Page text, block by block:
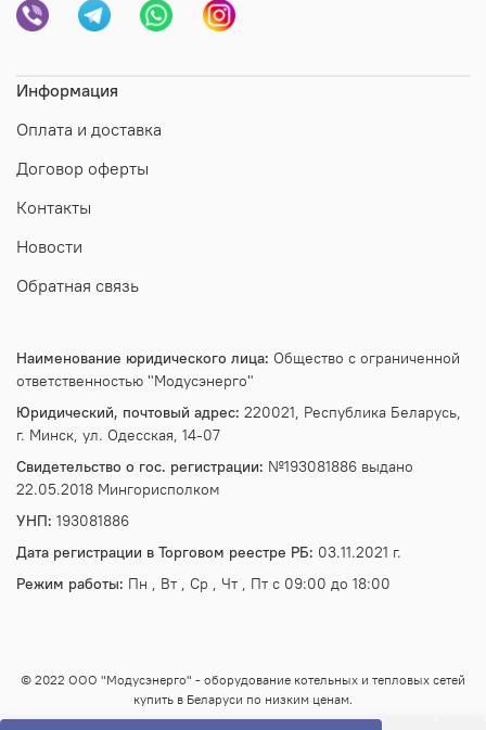
Информация
Оплата и доставка
Договор оферты
Контакты
Новости
Обратная связь
Наименование юридического лица: Общество с ограниченной
ответственностью "Модусэнерго"
Юридический, почтовый адрес: 220021, Республика Беларусь,
г. Минск, ул. Одесская, 14-07
Свидетельство о гос. регистрации: №193081886 выдано
22.05.2018 Мингорисполком
УНП: 193081886
Дата регистрации в Торговом реестре РБ: 03.11.2021 г.
Режим работы: Пн , Вт , Ср , Чт , Пт c 09:00 до 18:00
© 2022 ООО "Модусэнерго" - оборудование котельных и тепловых сетей
купить в Беларуси по низким ценам.